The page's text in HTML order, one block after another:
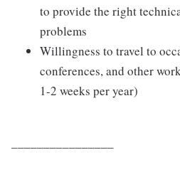
to provide the right
problems
Willingness to travel to
conferences, and other
1-2 weeks per year)